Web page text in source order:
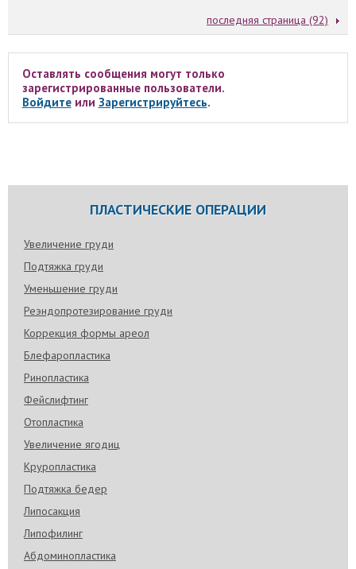
последняя страница (92)
Оставлять сообщения могут только
зарегистрированные пользователи.
Войдитеили Зарегистрируйтесь.
ПЛАСТИЧЕСКИЕ ОПЕРАЦИИ
Увеличение груди
Подтяжка груди
Уменьшение груди
Реэндопротезирование груди
Коррекция формы ареол
Блефаропластика
Ринопластика
Фейслифтинг
Отопластика
Увеличение ягодиц
Круропластика
Подтяжка бедер
Липосакция
Липофилинг
Абдоминопластика